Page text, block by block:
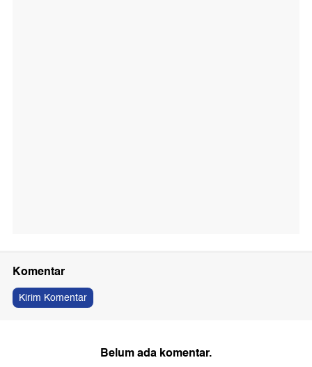
Komentar
Kirim Komentar
Belum ada komentar.